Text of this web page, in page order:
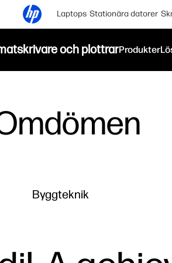
Laptops Stationära datorer
och plottrarProdukter
category
Byggteknik